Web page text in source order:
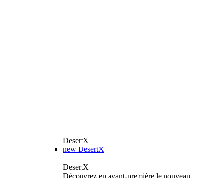
DesertX
new DesertX
DesertX
Découvrez en avant-première le nouveau